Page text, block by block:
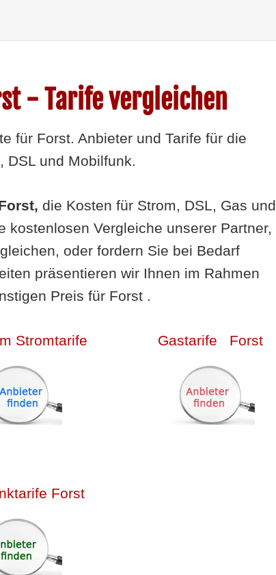
- Tarife vergleichen
für Forst. Anbieter und Tarife für die
DSL und Mobilfunk.
die Kosten für Strom, DSL, Gas und
Vergleiche unserer Partner,
oder fordern Sie bei Bedarf
präsentieren wir Ihnen im Rahmen
Preis für Forst .
Stromtarife Gastarife Forst
Forst